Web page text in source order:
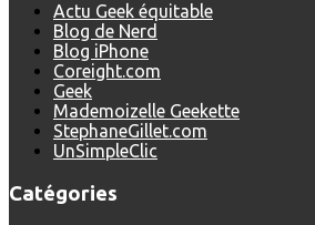
Actu Geek équitable
Blog de Nerd
Blog iPhone
Coreight.com
Geek
Mademoizelle Geekette
StephaneGillet.com
UnSimpleClic
Catégories